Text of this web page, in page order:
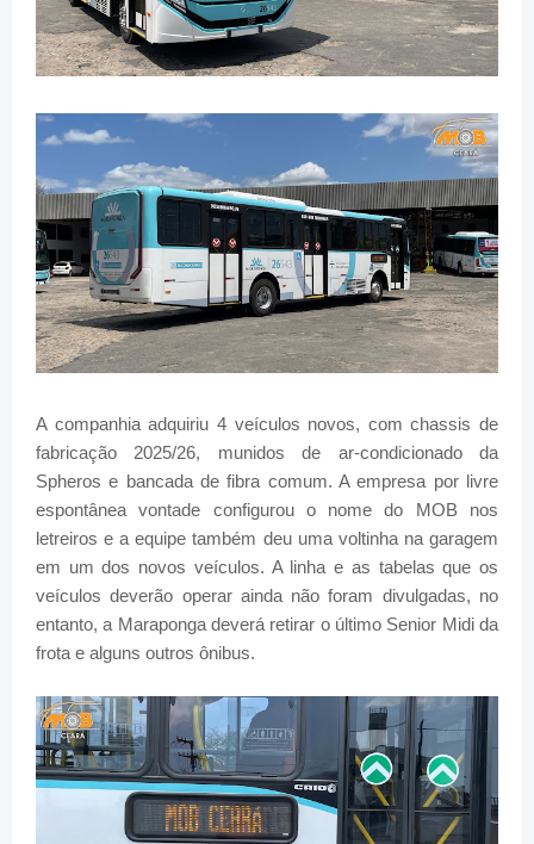
A companhia adquiriu 4 veículos novos, com chassis de
fabricação 2025/26, munidos de ar-condicionado da
Spheros e bancada de fibra comum. A empresa por livre
espontânea vontade configurou o nome do MOB nos
letreiros e a equipe também deu uma voltinha na garagem
em um dos novos veículos. A linha e as tabelas que os
veículos deverão operar ainda não foram divulgadas, no
entanto, a Maraponga deverá retirar o último Senior Midi da
frota e alguns outros ônibus.